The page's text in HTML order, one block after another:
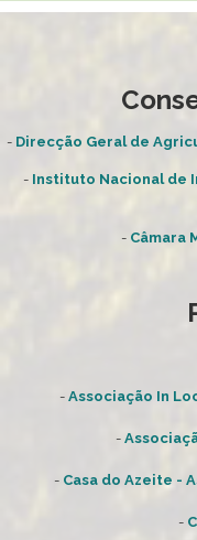
- Direcção Geral de
- Instituto Nacional de
- Câmara
- Associação In
-
- Casa do Azeite -
-